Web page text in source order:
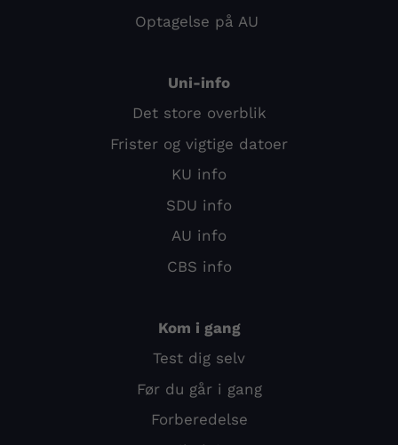
Optagelse på AU
Uni-info
Det store overblik
Frister og vigtige datoer
KU info
SDU info
AU info
CBS info
Kom i gang
Test dig selv
Før du går i gang
Forberedelse